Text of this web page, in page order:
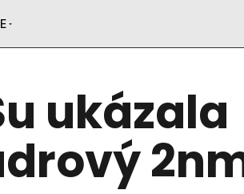
ukázala